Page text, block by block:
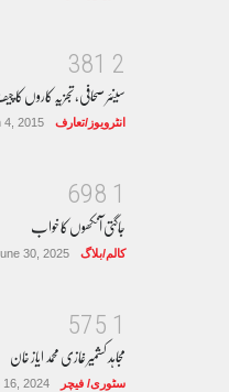
2
1
8
3
سینئر صحافی، تجزیہ کاروں
انٹرویوز/تعارف 4, 2015
1
8
9
6
جاگتی آنکھوں کا خواب
کالم/بلاگ 30, 2025
1
5
7
5
مجاہد کشمیر غازی محمد ایاز خان
سٹوری/ فیچر 16, 2024